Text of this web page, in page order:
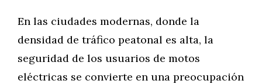
En las ciudades modernas, donde la
densidad de tráfico peatonal es alta, la
seguridad de los usuarios de motos
eléctricas se convierte en una preocupación